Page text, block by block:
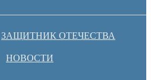
ЗАЩИТНИК ОТЕЧЕСТВА
НОВОСТИ